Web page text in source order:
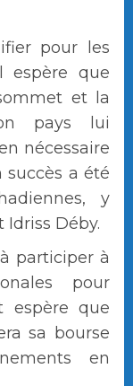
pour les
espère que
et la
pays lui
nécessaire
succès a été
y
Déby.
participer à
pour
espère que
sa bourse
en